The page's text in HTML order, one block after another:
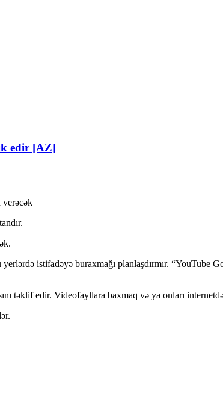
edir [AZ]
verəcək
istifadəyə buraxmağı planlaşdırmır. “YouTube
təklif edir. Videofayllara baxmaq və ya onları